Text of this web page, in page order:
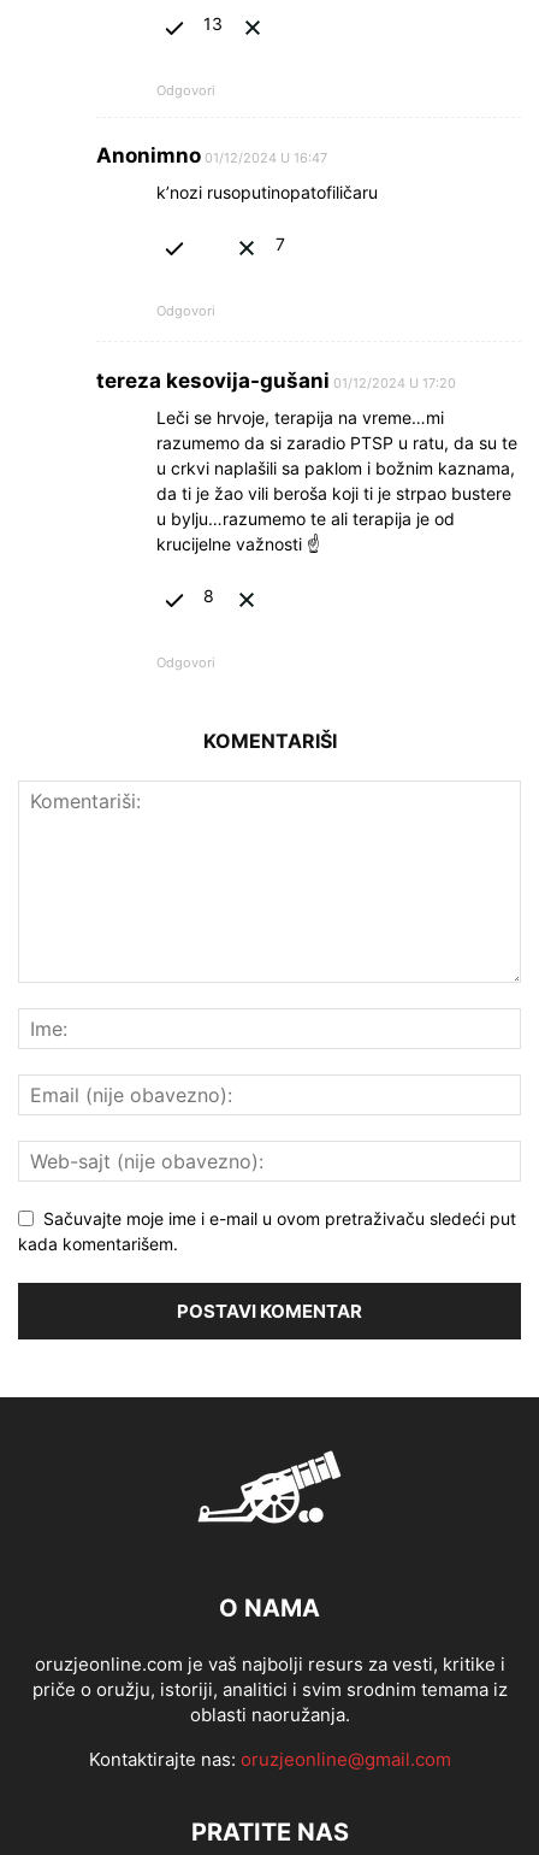
13
Odgovori
Anonimno 01/12/2024 U 16:47
k’nozi rusoputinopatofiličaru
7
Odgovori
tereza kesovija-gušani 01/12/2024 U 17:20
Leči se hrvoje, terapija na vreme…mi
razumemo da si zaradio PTSP u ratu, da su te
u crkvi naplašili sa paklom i božnim kaznama,
da ti je žao vili beroša koji ti je strpao bustere
u bylju…razumemo te ali terapija je od
krucijelne važnosti ☝
8
Odgovori
KOMENTARIŠI
Sačuvajte moje ime i e-mail u ovom pretraživaču sledeći put
kada komentarišem.
O NAMA
oruzjeonline.com je vaš najbolji resurs za vesti, kritike i
priče o oružju, istoriji, analitici i svim srodnim temama iz
oblasti naoružanja.
Kontaktirajte nas: oruzjeonline@gmail.com
PRATITE NAS